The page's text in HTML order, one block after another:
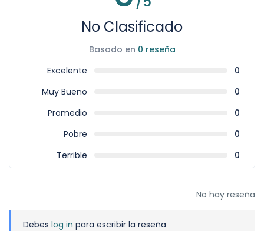
No Clasificado
Basado en 0 reseña
Excelente
0
Muy Bueno
0
Promedio
0
Pobre
0
Terrible
0
No hay reseña
Debes log in para escribir la reseña